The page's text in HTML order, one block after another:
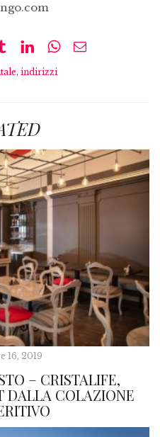
, indirizzi
16, 2019
– CRISTALIFE,
DALLA COLAZIONE